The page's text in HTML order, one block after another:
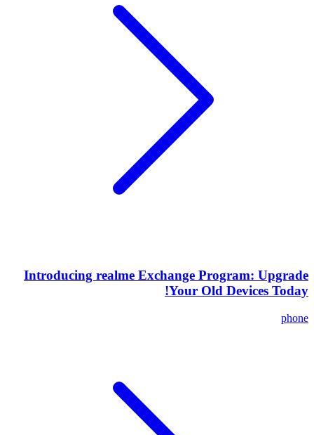
Introducing realme Exchange Program: Upgrade
Your Old Devices Today!
phone